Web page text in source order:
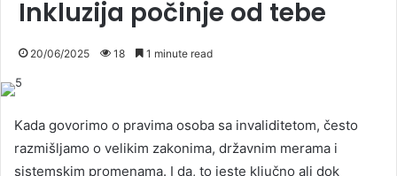
Inkluzija počinje od tebe
20/06/2025 18 1 minute read
Kada govorimo o pravima osoba sa invaliditetom, često
razmišljamo o velikim zakonima, državnim merama i
sistemskim promenama. I da, to jeste ključno ali dok